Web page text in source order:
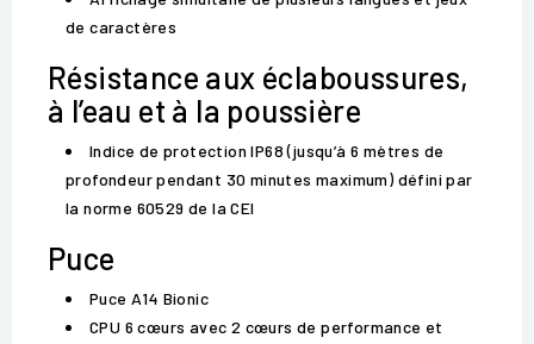
de caractères
Résistance aux éclaboussures,
à l’eau et à la poussière
Indice de protection IP68 (jusqu’à 6 mètres de
profondeur pendant 30 minutes maximum) défini par
la norme 60529 de la CEI
Puce
Puce A14 Bionic
CPU 6 cœurs avec 2 cœurs de performance et